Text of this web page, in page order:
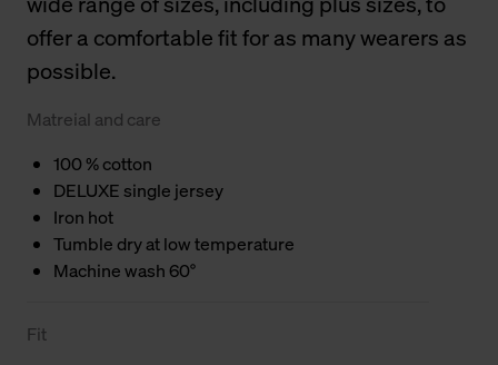
offer a comfortable fit for as many wearers as
possible.
Matreial and care
100 % cotton
DELUXE single jersey
Iron hot
Tumble dry at low temperature
Machine wash 60°
Fit